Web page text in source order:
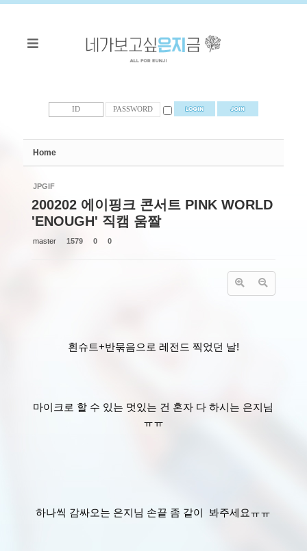
Home
JPGIF
200202 에이핑크 콘서트 PINK WORLD
'ENOUGH' 직캠 움짤
master 1579 0 0
흰슈트+반묶음으로 레전드 찍었던 날!
마이크로 할 수 있는 멋있는 건 혼자 다 하시는 은지님
ㅠㅠ
하나씩 감싸오는 은지님 손끝 좀 같이 봐주세요ㅠㅠ
Sketchbook5, 스케치북5
Sketchbook5, 스케치북5